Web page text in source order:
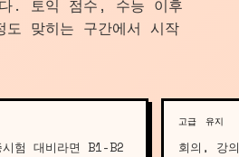
. 토익 점수, 수능 이후
맞히는 구간에서 시작
험 대비라면 B1-B2
고급 유지
회의, 강